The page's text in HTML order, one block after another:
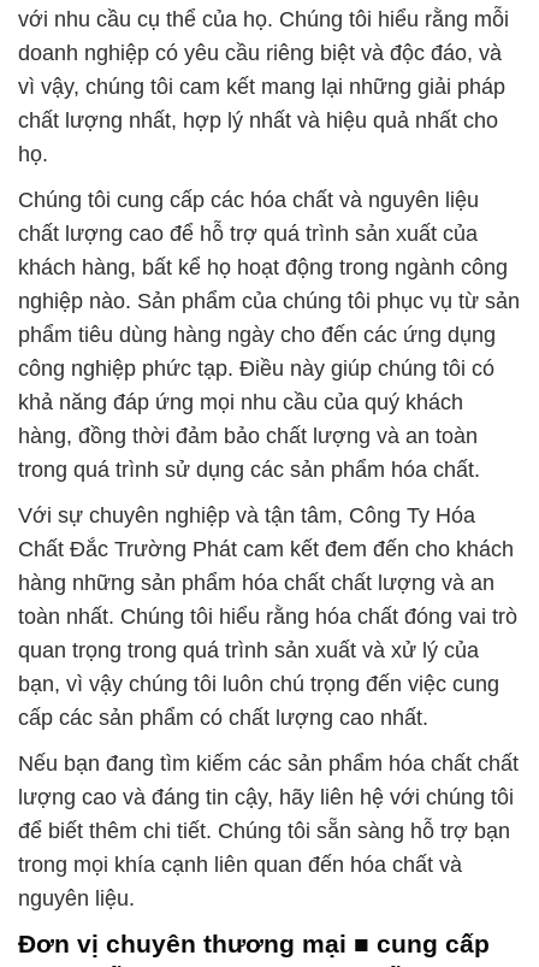
với nhu cầu cụ thể của họ. Chúng tôi hiểu rằng mỗi
doanh nghiệp có yêu cầu riêng biệt và độc đáo, và
vì vậy, chúng tôi cam kết mang lại những giải pháp
chất lượng nhất, hợp lý nhất và hiệu quả nhất cho
họ.
Chúng tôi cung cấp các hóa chất và nguyên liệu
chất lượng cao để hỗ trợ quá trình sản xuất của
khách hàng, bất kể họ hoạt động trong ngành công
nghiệp nào. Sản phẩm của chúng tôi phục vụ từ sản
phẩm tiêu dùng hàng ngày cho đến các ứng dụng
công nghiệp phức tạp. Điều này giúp chúng tôi có
khả năng đáp ứng mọi nhu cầu của quý khách
hàng, đồng thời đảm bảo chất lượng và an toàn
trong quá trình sử dụng các sản phẩm hóa chất.
Với sự chuyên nghiệp và tận tâm, Công Ty Hóa
Chất Đắc Trường Phát cam kết đem đến cho khách
hàng những sản phẩm hóa chất chất lượng và an
toàn nhất. Chúng tôi hiểu rằng hóa chất đóng vai trò
quan trọng trong quá trình sản xuất và xử lý của
bạn, vì vậy chúng tôi luôn chú trọng đến việc cung
cấp các sản phẩm có chất lượng cao nhất.
Nếu bạn đang tìm kiếm các sản phẩm hóa chất chất
lượng cao và đáng tin cậy, hãy liên hệ với chúng tôi
để biết thêm chi tiết. Chúng tôi sẵn sàng hỗ trợ bạn
trong mọi khía cạnh liên quan đến hóa chất và
nguyên liệu.
Đơn vị chuyên thương mại ■ cung cấp